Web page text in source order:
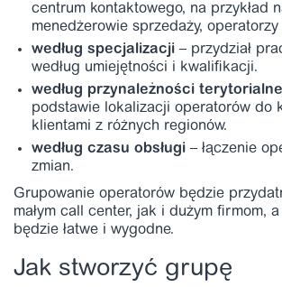
centrum kontaktowego, na przykład
menedżerowie sprzedaży, operatorzy
według specjalizacji – przydział
według umiejętności i kwalifikacji.
według przynależności
podstawie lokalizacji operatorów do
klientami z różnych regionów.
według czasu obsługi – łączenie
zmian.
Grupowanie operatorów będzie
małym call center, jak i dużym firmom,
będzie łatwe i wygodne.
Jak stworzyć grupę